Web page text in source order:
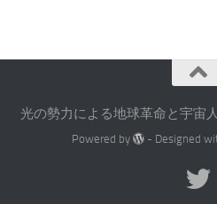
光の勢力による地球革命と宇宙
Powered by - Designed